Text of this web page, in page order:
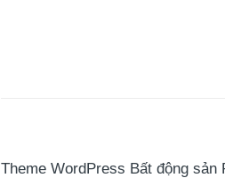
Theme WordPress Bất động